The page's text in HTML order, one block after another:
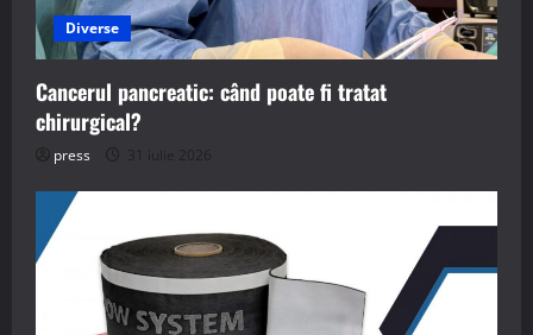
Diverse
Cancerul pancreatic: când poate fi tratat
chirurgical?
press 31 iulie 2026